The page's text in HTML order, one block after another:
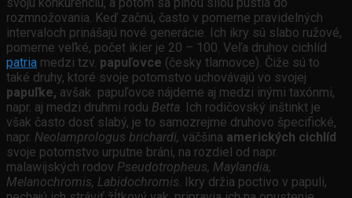
rozmnožovania. Keď začnú, často v pomerne pravidelných
intervaloch prinášajú nové generácie. Ich ikry sú slabo ružové,
pomerne veľké, počet ikier je 20 – 100. Veľa druhov cichlíd
patria medzi tzv. papuľovce (česky tlamovce). Čiže sú to
také druhy, ktoré svoje potomstvo uchovávajú vo svojej
papuľke, avšak papuľovce nájdeme aj medzi inými taxónmi,
napr. aj medzi druhmi rodu Betta. Ich rodičovský inštinkt je
však často dosť slabý, je to samozrejme druhovo špecifické,
napr. Neolamprologus brichardi, väčšina amerických cichlíd
svoje potomstvo urputne bráni, na rozdiel od napr.
malawijských rodov Pseudotropheus, Maylandia,
Melanochromis, Labidochromis. Ikry držia poctivo v papuli,